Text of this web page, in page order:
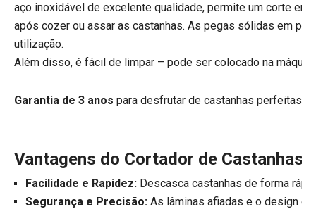
aço inoxidável de excelente qualidade, permite um corte
após cozer ou assar as castanhas. As pegas sólidas em
utilização.
Além disso, é fácil de limpar – pode ser colocado na
Garantia de 3 anos para desfrutar de castanhas perfeitas
Vantagens do Cortador de Castanhas
Facilidade e Rapidez: Descasca castanhas de forma
Segurança e Precisão: As lâminas afiadas e o design